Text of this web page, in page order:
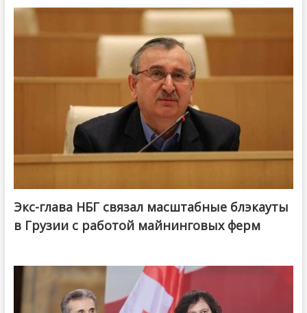
Экс-глава НБГ связал масштабные блэкауты
в Грузии с работой майнинговых ферм